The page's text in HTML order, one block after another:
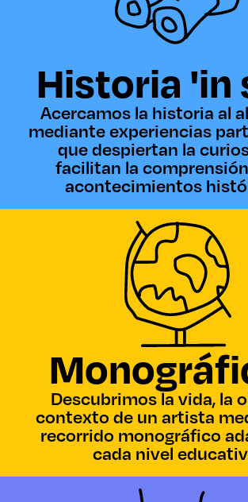
Historia 'in
Acercamos la historia al
mediante experiencias
que despiertan la
facilitan la
acontecimientos
Descubrimos la vida, la
contexto de un artista
recorrido monográfico
cada nivel